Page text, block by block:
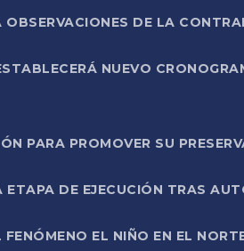
DE LA
NUEVO
PARA PROMOVER SU
ETAPA DE EJECUCIÓN TRAS
EL NIÑO EN EL